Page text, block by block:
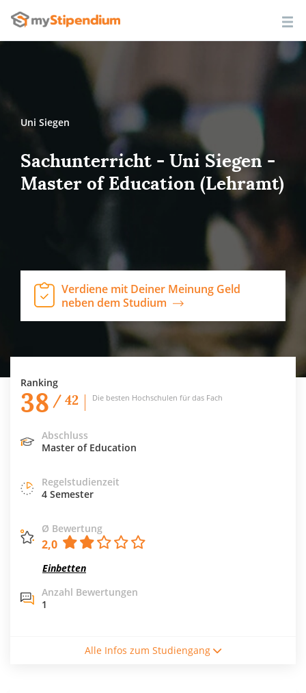
Uni Siegen
Sachunterricht - Uni Siegen -
Master of Education (Lehramt)
Verdiene mit Deiner Meinung Geld
neben dem Studium
Ranking
38 / 42 Die besten Hochschulen für das Fach
Abschluss
Master of Education
Regelstudienzeit
4 Semester
Ø Bewertung
2,0
Einbetten
Anzahl Bewertungen
1
VollzeitstudiumAlle Infos zum Studiengang